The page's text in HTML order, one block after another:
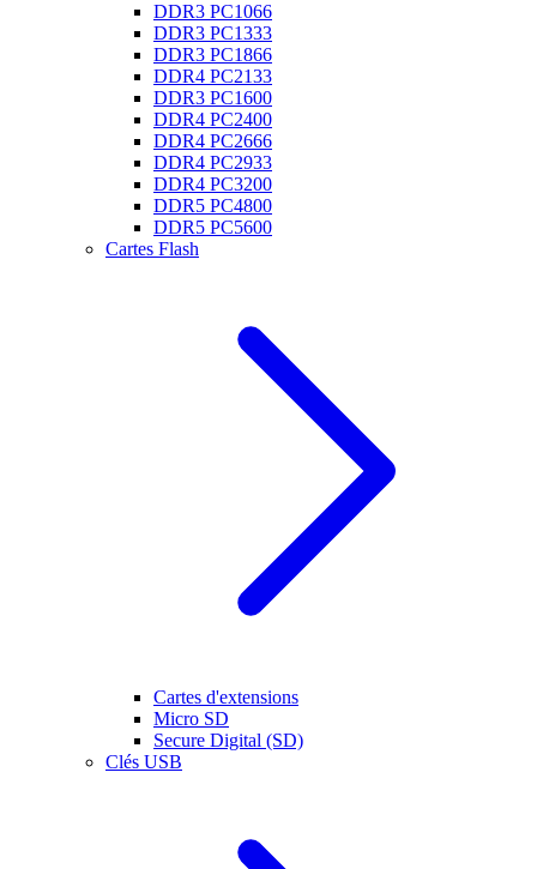
DDR3 PC1066
DDR3 PC1333
DDR3 PC1866
DDR4 PC2133
DDR3 PC1600
DDR4 PC2400
DDR4 PC2666
DDR4 PC2933
DDR4 PC3200
DDR5 PC4800
DDR5 PC5600
Cartes Flash
Cartes d'extensions
Micro SD
Secure Digital (SD)
Clés USB